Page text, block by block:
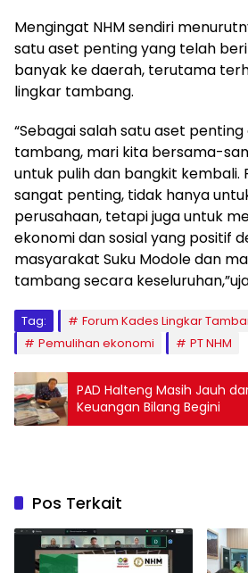
Mengingat NHM sendiri
satu aset penting yang telah
banyak ke daerah, terutama
lingkar tambang.
“Sebagai salah satu aset
tambang, mari kita bersama-
untuk pulih dan bangkit kembali.
sangat penting, tidak hanya
perusahaan, tetapi juga untuk
ekonomi dan sosial yang positif
masyarakat Suku Modole dan
tambang secara
Tag:
Forum Kades Lingkar
Pemulihan ekonomi
PT NHM
PAD Halteng Masih Jauh
Keuangan Bilang Begini
Pos Terkait